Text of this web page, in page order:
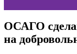
ОСАГО
на